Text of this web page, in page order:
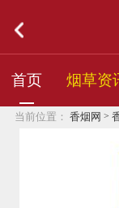
首页 烟草资
当前位置： 香烟网 >